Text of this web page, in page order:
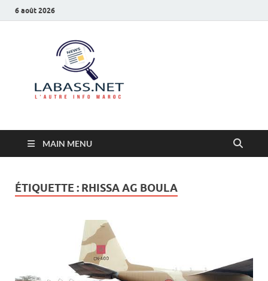
6 août 2026
MAIN MENU
ÉTIQUETTE : RHISSA AG BOULA